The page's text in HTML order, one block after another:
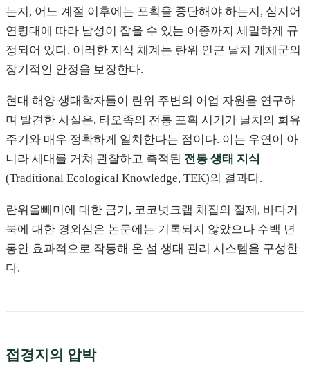
는지, 어느 계절 이후에는 포획을 중단해야 하는지, 심지어
연령대에 따라 남성이 잡을 수 있는 어종까지 세밀하게 규
정되어 있다. 이러한 지식 체계는 란위 인근 날치 개체군의
장기적인 안정을 보장한다.
현대 해양 생태학자들이 란위 주변의 어업 자원을 연구하
며 발견한 사실은, 타오족의 전통 포획 시기가 날치의 회유
주기와 매우 정확하게 일치한다는 점이다. 이는 우연이 아
니라 세대를 거쳐 관찰하고 축적된 전통 생태 지식
(Traditional Ecological Knowledge, TEK)의 결과다.
란위올빼미에 대한 금기, 코코넛크랩 채집의 절제, 바다거
북에 대한 경외심은 논문에는 기록되지 않았으나 수백 년
동안 효과적으로 작동해 온 섬 생태 관리 시스템을 구성한
다.
접경지의 압박